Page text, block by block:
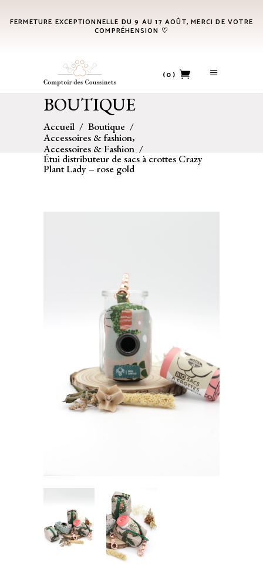
FERMETURE EXCEPTIONNELLE DU 9 AU 17 AOÛT, MERCI DE VOTRE
COMPRÉHENSION ♡
(0)
No products in the cart.
BOUTIQUE
Accueil / Boutique /
Accessoires & fashion,
Accessoires & Fashion /
Étui distributeur de sacs à crottes Crazy
Plant Lady – rose gold